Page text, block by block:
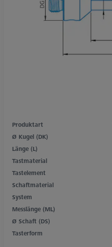
Produktart
Ø Kugel (DK)
Länge (L)
Tastmaterial
Tastelement
Schaftmaterial
System
Messlänge (ML)
Ø Schaft (DS)
Tasterform